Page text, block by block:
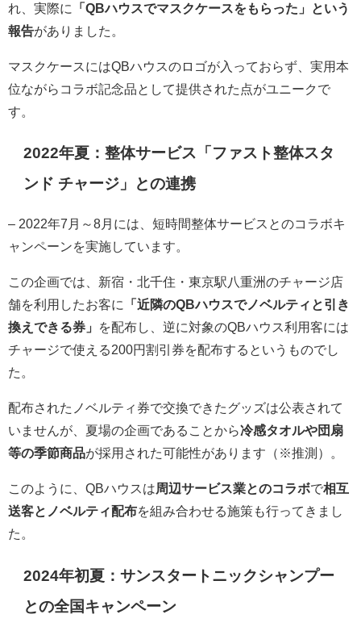
れ、実際に
「QBハウスでマスクケースをもらった」という
報告がありました。
マスクケースにはQBハウスのロゴが入っておらず、実用本
位ながらコラボ記念品として提供された点がユニークで
す。
2022年夏：整体サービス「ファスト整体スタ
ンド チャージ」との連携
– 2022年7月～8月には、短時間整体サービスとのコラボキ
ャンペーンを実施しています。
この企画では、新宿・北千住・東京駅八重洲のチャージ店
舗を利用したお客に
「近隣のQBハウスでノベルティと引き
換えできる券」
を配布し、逆に対象のQBハウス利用客には
チャージで使える200円割引券を配布するというものでし
た。
配布されたノベルティ券で交換できたグッズは公表されて
いませんが、夏場の企画であることから冷感タオルや団扇
等の季節商品が採用された可能性があります（※推測）。
このように、QBハウスは 周辺サービス業とのコラボで相互
送客とノベルティ配布を組み合わせる施策も行ってきまし
た。
2024年初夏：サンスタートニックシャンプー
との全国キャンペーン